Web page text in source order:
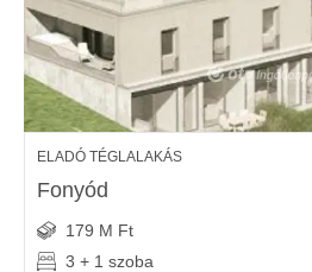
ELADÓ TÉGLALAKÁS
Fonyód
179 M Ft
3 + 1 szoba